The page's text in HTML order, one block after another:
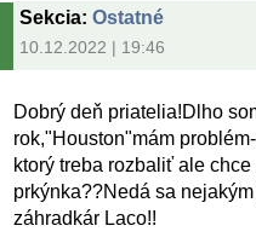
Sekcia: Ostatné
10.12.2022 | 19:46
Dobrý deň priatelia!Dlho
rok,"Houston"mám
ktorý treba rozbaliť ale
prkýnka??Nedá sa
záhradkár Laco!!